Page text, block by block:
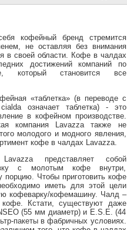
кофейный бренд стремится
не оставляя без внимания
в своей области. Кофе в чалдах
достижений компаний по
который становится все
«таблетка» (в переводе с
cialda означает таблетка) - это
в кофейном производстве.
компания Lavazza также не
молодого и модного явления,
кофе в чалдах Lavazza.
представляет собой
с молотым кофе внутри,
порцию. Чтобы приготовить кофе
иметь для этой цели
кофеварку/кофемашину. Чалд –
Кстати, существуют даже
(55 мм диаметр) и E.S.E. (44
пакеты в фабричных условиях.